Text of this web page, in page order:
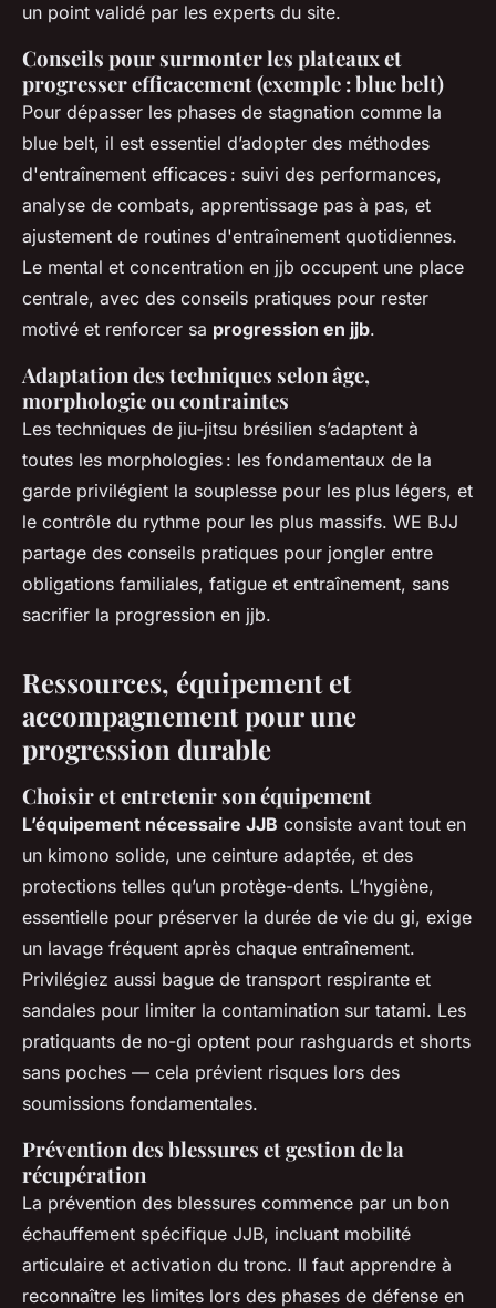
un point validé par les experts du site.
Conseils pour surmonter les plateaux et
progresser efficacement (exemple : blue belt)
Pour dépasser les phases de stagnation comme la
blue belt, il est essentiel d’adopter des méthodes
d'entraînement efficaces : suivi des performances,
analyse de combats, apprentissage pas à pas, et
ajustement de routines d'entraînement quotidiennes.
Le mental et concentration en jjb occupent une place
centrale, avec des conseils pratiques pour rester
motivé et renforcer sa progression en jjb.
Adaptation des techniques selon âge,
morphologie ou contraintes
Les techniques de jiu-jitsu brésilien s’adaptent à
toutes les morphologies : les fondamentaux de la
garde privilégient la souplesse pour les plus légers, et
le contrôle du rythme pour les plus massifs. WE BJJ
partage des conseils pratiques pour jongler entre
obligations familiales, fatigue et entraînement, sans
sacrifier la progression en jjb.
Ressources, équipement et
accompagnement pour une
progression durable
Choisir et entretenir son équipement
L’équipement nécessaire JJB consiste avant tout en
un kimono solide, une ceinture adaptée, et des
protections telles qu’un protège-dents. L’hygiène,
essentielle pour préserver la durée de vie du gi, exige
un lavage fréquent après chaque entraînement.
Privilégiez aussi bague de transport respirante et
sandales pour limiter la contamination sur tatami. Les
pratiquants de no-gi optent pour rashguards et shorts
sans poches — cela prévient risques lors des
soumissions fondamentales.
Prévention des blessures et gestion de la
récupération
La prévention des blessures commence par un bon
échauffement spécifique JJB, incluant mobilité
articulaire et activation du tronc. Il faut apprendre à
reconnaître les limites lors des phases de défense en